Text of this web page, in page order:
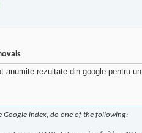
anumite rezultate din google pentru
Google index, do one of the following: